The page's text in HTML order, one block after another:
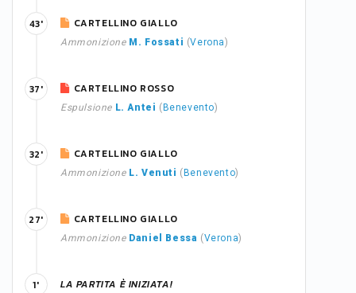
CARTELLINO GIALLO
Ammonizione M. Fossati (Verona)
43'
CARTELLINO ROSSO
Espulsione L. Antei ( Benevento)
37'
CARTELLINO GIALLO
Ammonizione L. Venuti ( Benevento)
32'
CARTELLINO GIALLO
Ammonizione Daniel Bessa (Verona)
27'
LA PARTITA È INIZIATA!
1'